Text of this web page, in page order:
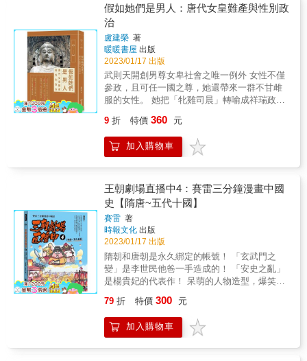
略的皇帝，卻在晚年時懈怠朝政，濫用奸佞權
臣，終至安史之亂爆發，國運從此一蹶不振。
本書將從各個面向評述玄宗政績，看看這位
「盛唐之子」的傳奇一生！ &
般無奈、不情不願下，李淵從楊侑手裡接過了
天下，盛世大唐，於此徐徐拉開帷幕。 & ★李
世民說到底，不過是個返祖的類人猿，徒具人
的外表，卻缺少人的感情，然而，恰恰是因為
這個特點，才會出乎哥哥李建成及弟弟李元吉
的意料之外，順利地竊居皇位。 & ★武媚娘很
清楚，不管什麼樣的男人落在自己手裡，不弄
到人格裂變精神異常就太不合理了，精心調教
現，在別人面前是高高在上生殺予奪的皇帝，
在武媚娘面前，只是位低聲下氣兼軟骨頭的奴
才。 & ★唐中宗李顯這個男人，終其一生被籠
月時間，就因誤中黑魔法，稀裡糊塗地被廢了
帝位&hellip;&hellip; & ★大唐國政的破敗，究
其原因在李隆基的身上，這廝是個超級大玩
家，在皇位上一趴就是四十多年，卻從沒一天
幹過正經事，留下一堆爛攤子讓子孫收尾。 &
★李適繼曾爺爺李隆基之後，成為又一個被迫
逃離皇都長安，四處流浪的流亡領導怎麼能混
了個「德宗」這種至高無上的榮譽稱號呢？ &
★李湛登基，開始大玩特玩。這個孩子玩的遊
戲超多，但花樣簡單，因為他是個頭腦簡單的
處在複雜的皇位上無疑非常危險。 & ★朱溫要
是想當皇帝，就必須經過禪讓這道手續，否則
百姓就會認為他是亂臣賊子&hellip;&hellip;可是
比課本有趣，比穿越安全， 有實有料有所本的
唐朝生存指南！ & ◆ 不擅長讀書的話，懂唱
歌、會打掃也有機會在唐朝當官？ ◆ 唐代公務
員福利這麼好！上一百天班，休兩百天假？ ◆
大唐學霸並沒有比較吃香？懂得自我行銷更重
要？ ◆ 那些「萬歲」「娘娘」「大人」「臣
妾」放在唐朝，全都是亂叫？ ◆ 唐朝人穿衣不
能隨便選顏色？夜遊要挨打？出遠門還要辦護
照？ & 如果能回到唐朝，你最想做什麼？ & 唐
朝是中國歷史上最輝煌盛大的時代，國力強
&hellip;&hellip;身為唐代都城，長安不但是當時
全世界規模最大的都市（沒有之一），它的規
畫也深深影響後世的都城，甚至包括鄰近的日
一般的旅遊，要是不事先做點功課、安排行
程，都難免有迷路被拐的風險；穿越到唐朝這
麼刺激的事，古代規矩又這麼多，還傻乎乎瞎
闖亂晃的話，哪天腦袋搬家也只能說不意外。
& 本書正是你最佳的大唐旅遊良伴。並非粗略
介紹代表唐朝的各種文化，而是透過10大場
景，深入挖掘大唐本色，帶領讀者體驗在長安
生活、求學、入仕為官的各種樣貌與細節，一
假如她們是男人：唐代女皇難產與性別政
治
盧建榮 著
暖暖書屋 出版
2023/01/17 出版
武則天開創男尊女卑社會之唯一例外 女性不僅
參政，且可任一國之尊，她還帶來一群不甘雌
服的女性。 她把「牝雞司晨」轉喻成祥瑞政治
代女性自強不息，可惜文化突圍失敗的故事 武
則天以女性崛起於男性專擅且壟斷的政治領
域，要面對家戶長制和父權社會所施加的壓
尊，在脅制皇帝之下臨朝聽政，大權一把抓；
最後才正式建國稱帝，以周為國號，攀上女性
過往不曾達到的極盛巔峰。 她的一生，開創了
男尊女卑社會的唯一例外，不僅女性可以參
政，抑且可身任一國之尊！但她的掌權和政權
的合法性，時時刻刻面臨嚴酷的考驗和危機，
她一生努力想改變男尊女卑的文化慣習，清除
那些阻檔女性立志投身政治的任何可能。她還
帶來一群不甘雌服的女性，這之中，想學她一
樣當上一國之尊的，大有人在，她們集中在武
（韋后和上官昭容）、孫女（安樂公主、常寧
公主、金仙公主，以及玉真公主）、孫媳（玄
宗的王皇后）。她影響了其後兩個世代的歷史
9 折 特價 360 元
加入購物車
王朝劇場直播中4：賽雷三分鐘漫畫中國
史【隋唐~五代十國】
賽雷 著
時報文化 出版
2023/01/17 出版
隋朝和唐朝是永久綁定的帳號！ 「玄武門之
變」是李世民他爸一手造成的！ 「安史之亂」
是楊貴妃的代表作！ 呆萌的人物造型，爆笑的
「科舉制」是治國天才楊堅的得意創作？ 武則
天喜歡養小白臉？ 石敬瑭是史上最丟臉的「兒
皇帝」？ 五代十國最後只留下李後主的詞？
79 折 特價 300 元
加入購物車